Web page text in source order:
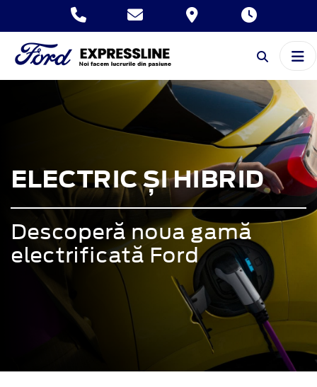
ELECTRIC ȘI HIBRID
Descoperă noua gamă
electrificată Ford